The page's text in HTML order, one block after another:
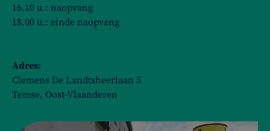
16.10 u.: naopvang
18.00 u.: einde naopvang
Adres:
Clemens De Landtsheerlaan 5
Temse, Oost-Vlaanderen